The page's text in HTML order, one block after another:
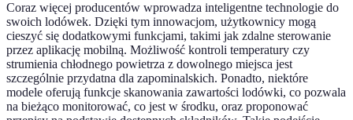
Coraz więcej producentów wprowadza inteligentne technologie do
swoich lodówek. Dzięki tym innowacjom, użytkownicy mogą
cieszyć się dodatkowymi funkcjami, takimi jak zdalne sterowanie
przez aplikację mobilną. Możliwość kontroli temperatury czy
strumienia chłodnego powietrza z dowolnego miejsca jest
szczególnie przydatna dla zapominalskich. Ponadto, niektóre
modele oferują funkcje skanowania zawartości lodówki, co pozwala
na bieżąco monitorować, co jest w środku, oraz proponować